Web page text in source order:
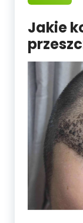
Jakie